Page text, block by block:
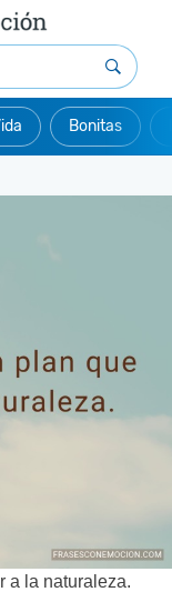
Bonitas
a la naturaleza.